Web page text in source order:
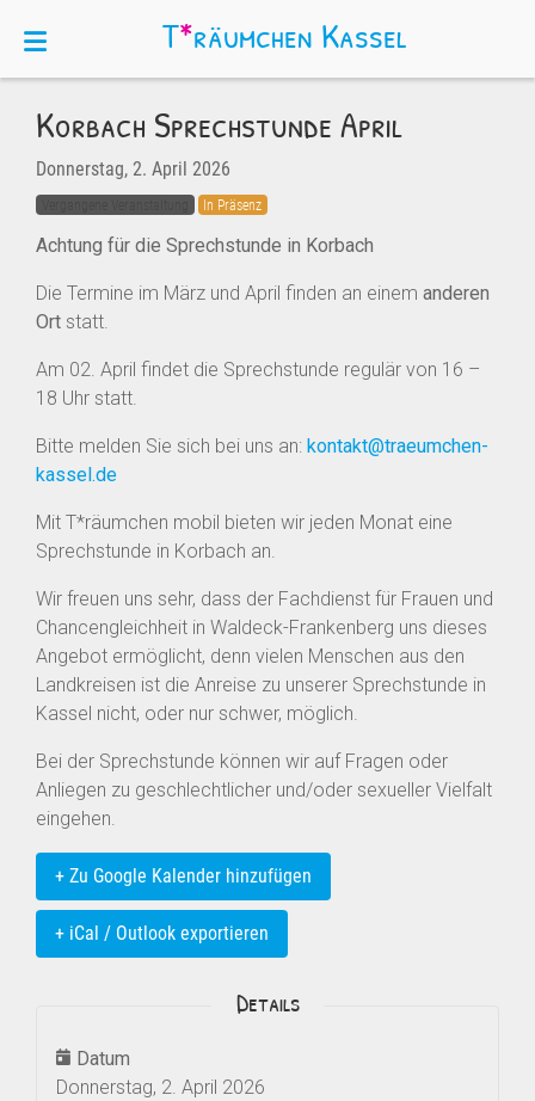
Korbach Sprechstunde April
Donnerstag, 2. April 2026
In Präsenz
Achtung für die Sprechstunde in Korbach
Die Termine im März und April finden an einem anderen
Ort statt.
Am 02. April findet die Sprechstunde regulär von 16 –
18 Uhr statt.
Bitte melden Sie sich bei uns an: kontakt@traeumchen-
kassel.de
Mit T*räumchen mobil bieten wir jeden Monat eine
Sprechstunde in Korbach an.
Wir freuen uns sehr, dass der Fachdienst für Frauen und
Chancengleichheit in Waldeck-Frankenberg uns dieses
Angebot ermöglicht, denn vielen Menschen aus den
Landkreisen ist die Anreise zu unserer Sprechstunde in
Kassel nicht, oder nur schwer, möglich.
Bei der Sprechstunde können wir auf Fragen oder
Anliegen zu geschlechtlicher und/oder sexueller Vielfalt
eingehen.
+ Zu Google Kalender hinzufügen
+ iCal / Outlook exportieren
Details
Datum
Donnerstag, 2. April 2026
T*räumchen Kassel